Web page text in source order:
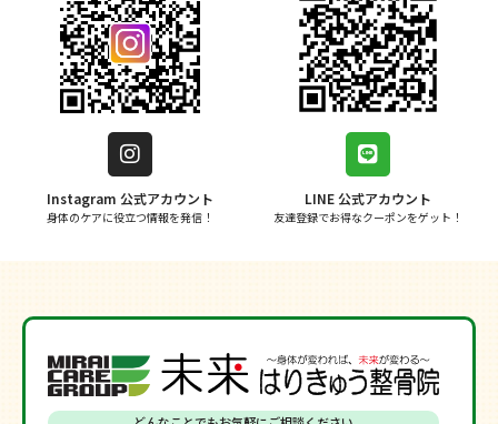
Instagram 公式アカウント
身体のケアに役立つ情報を発信！
LINE 公式アカウント
友達登録でお得なクーポンをゲット！